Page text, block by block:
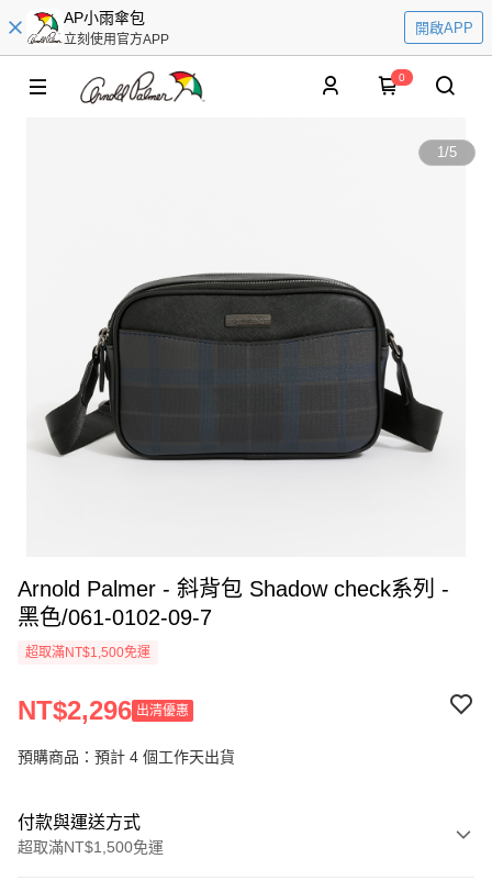
AP小雨傘包
立刻使用官方APP
開啟APP
0
1/5
Arnold Palmer - 斜背包 Shadow check系列 -
黑色/061-0102-09-7
超取滿NT$1,500免運
NT$2,296 出清優惠
預購商品：預計 4 個工作天出貨
付款與運送方式
超取滿NT$1,500免運